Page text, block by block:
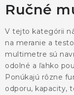
ZÁZNAMNÍKY
KALIBRÁCIA
TLAČ DPS
OSTATNÉ
Ručné
V tejto kategórii
na meranie a
multimetre sú
odolné a ľahko
Ponúkajú rôzne
odporu, kapacity,